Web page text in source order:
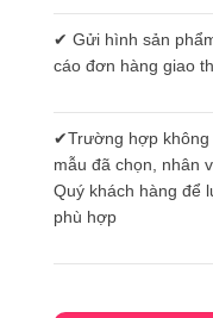
✔ Gửi hình sản
cáo đơn hàng giao
✔Trường hợp
mẫu đã chọn, nhân
Quý khách hàng để
phù hợp